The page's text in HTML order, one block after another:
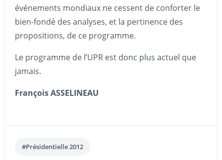
événements mondiaux ne cessent de conforter le
bien-fondé des analyses, et la pertinence des
propositions, de ce programme.
Le programme de l’UPR est donc plus actuel que
jamais.
François ASSELINEAU
#Présidentielle 2012